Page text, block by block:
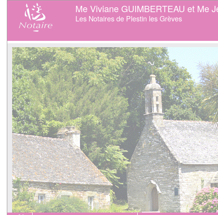
Me Viviane GUIMBERTEAU et Me
Les Notaires de Plestin les Grèves